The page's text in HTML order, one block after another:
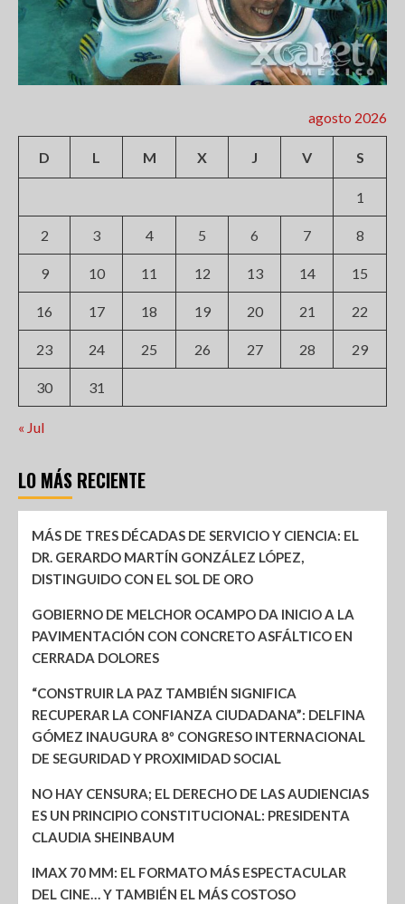
agosto 2026
D L M X J V S
1
2 3 4 5 6 7 8
9 10 11 12 13 14 15
16 17 18 19 20 21 22
23 24 25 26 27 28 29
30 31
« Jul
LO MÁS RECIENTE
MÁS DE TRES DÉCADAS DE SERVICIO Y CIENCIA: EL
DR. GERARDO MARTÍN GONZÁLEZ LÓPEZ,
DISTINGUIDO CON EL SOL DE ORO
GOBIERNO DE MELCHOR OCAMPO DA INICIO A LA
PAVIMENTACIÓN CON CONCRETO ASFÁLTICO EN
CERRADA DOLORES
“CONSTRUIR LA PAZ TAMBIÉN SIGNIFICA
RECUPERAR LA CONFIANZA CIUDADANA”: DELFINA
GÓMEZ INAUGURA 8º CONGRESO INTERNACIONAL
DE SEGURIDAD Y PROXIMIDAD SOCIAL
NO HAY CENSURA; EL DERECHO DE LAS AUDIENCIAS
ES UN PRINCIPIO CONSTITUCIONAL: PRESIDENTA
CLAUDIA SHEINBAUM
IMAX 70 MM: EL FORMATO MÁS ESPECTACULAR
DEL CINE… Y TAMBIÉN EL MÁS COSTOSO